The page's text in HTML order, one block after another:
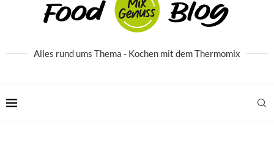
Alles rund ums Thema - Kochen mit dem Thermomix